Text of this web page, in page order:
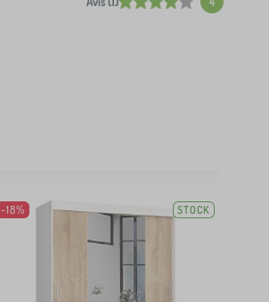
-18% STOCK